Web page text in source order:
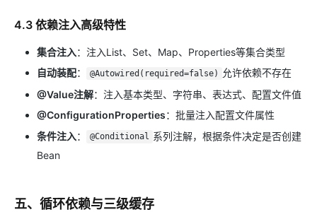
4.3 依赖注入高级特性
集合注入：注入List、Set、Map、Properties等集合类型
自动装配： @Autowired(required=false) 允许依赖不存在
@Value注解：注入基本类型、字符串、表达式、配置文件值
@ConfigurationProperties：批量注入配置文件属性
条件注入： @Conditional 系列注解，根据条件决定是否创建
Bean
五、循环依赖与三级缓存